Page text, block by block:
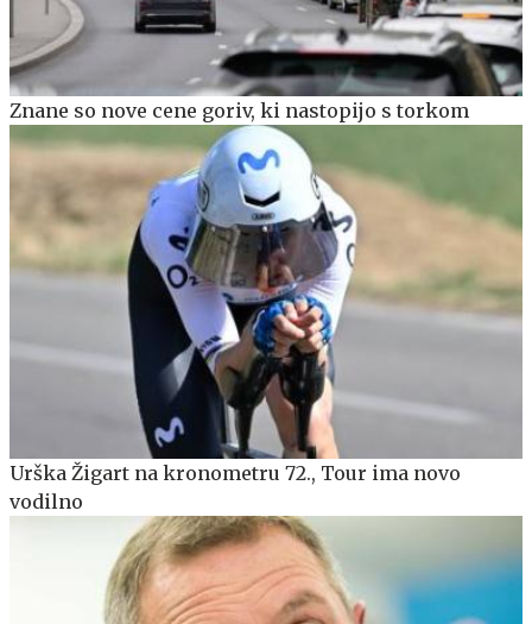
Znane so nove cene goriv, ki nastopijo s torkom
Urška Žigart na kronometru 72., Tour ima novo
vodilno